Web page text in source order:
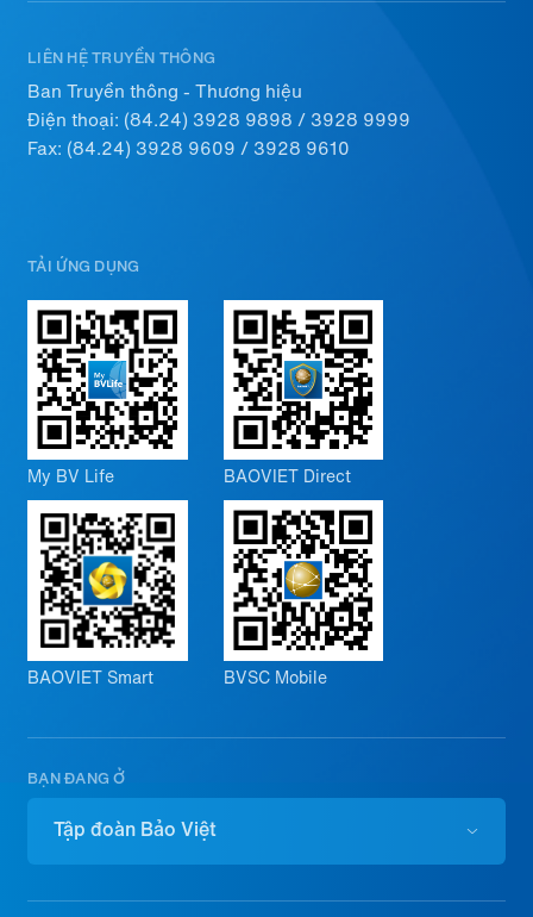
LIÊN HỆ TRUYỀN THÔNG
Ban Truyền thông - Thương hiệu
Điện thoại: (84.24) 3928 9898 / 3928 9999
Fax: (84.24) 3928 9609 / 3928 9610
TẢI ỨNG DỤNG
My BV Life BAOVIET Direct
BAOVIET Smart BVSC Mobile
BẠN ĐANG Ở
Tập đoàn Bảo Việt